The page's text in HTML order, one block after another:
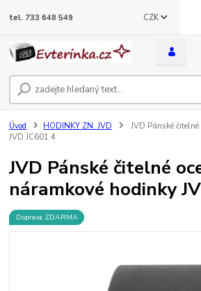
CZK
tel. 733 648 549
Úvod HODINKY ZN. JVD
JVD Pánské
JVD JC601.4
JVD Pánské čitelné
náramkové hodinky
Doprava ZDARMA